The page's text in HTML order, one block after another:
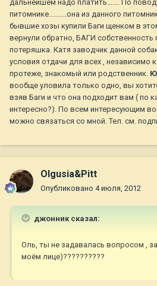
дальнейшем надо платить....... По
питомнике..........она из данного
бывшие хозы купили Баги щенком в
вернули обратно, БАГИ собственность
потеряшка. Катя заводчик данной
условия отдачи для всех , независимо
протеже, знакомый или родственник.
вообще уловила только одно, вы
взяв Баги и что она подходит вам ( по
интересно?). По всем интересующим
можно связаться со мной. Тел. см.
Olgusia&Pitt
Опубликовано 4 июля, 2012
джонник сказал:
Оль, ты не задавалась вопросом ,
моём лице)??????????